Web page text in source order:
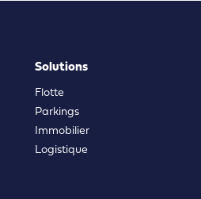
Solutions
Flotte
Parkings
Immobilier
Logistique